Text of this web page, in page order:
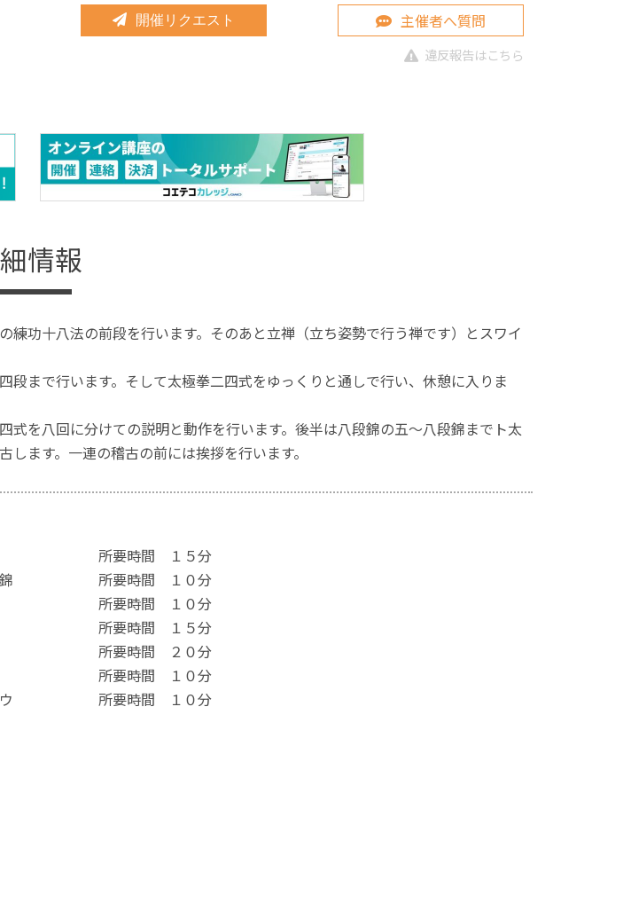
開催リクエスト 主催者へ質問
違反報告はこちら
情報
練功十八法の前段を行います。そのあと立禅（立ち姿勢で行う禅です）とスワイ
段まで行います。そして太極拳二四式をゆっくりと通しで行い、休憩に入りま
式を八回に分けての説明と動作を行います。後半は八段錦の五～八段錦までト太
ます。一連の稽古の前には挨拶を行います。
） 所要時間 １５分
～４段錦 所要時間 １０分
所要時間 １０分
１５分
間 ２０分
所要時間 １０分
イショウ 所要時間 １０分